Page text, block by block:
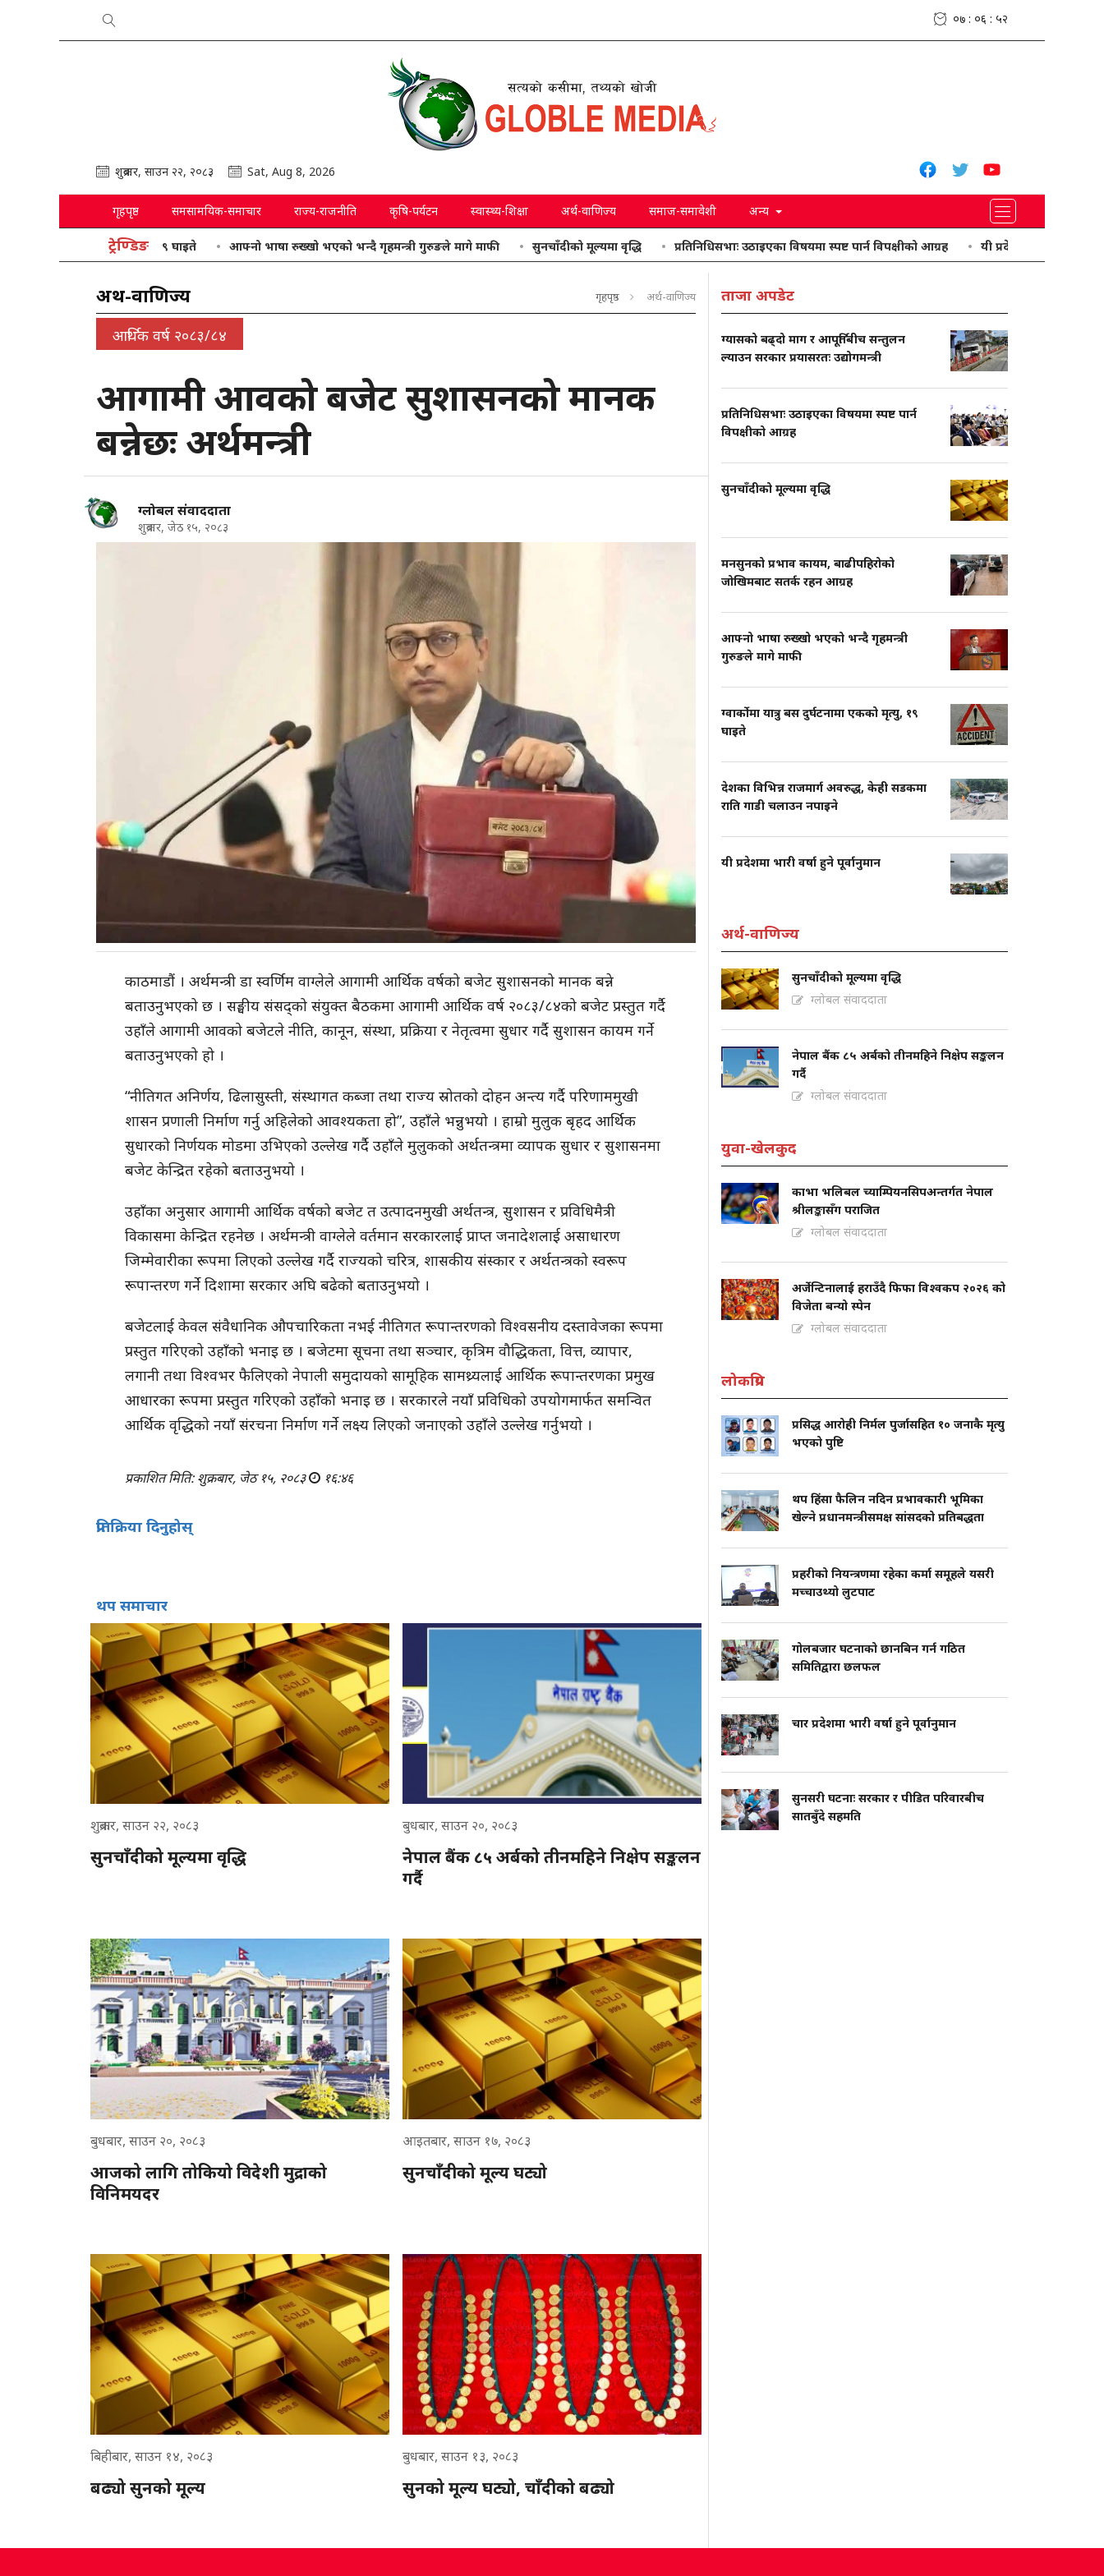
०७ : ०६ : ५३
शुक्रबार, साउन २२, २०८३ Sat, Aug 8, 2026
गृहपृष्ठ समसामयिक-समाचार राज्य-राजनीति कृषि-पर्यटन स्वास्थ्य-शिक्षा अर्थ-वाणिज्य समाज-समावेशी अन्य
ट्रेण्डिङ आफ्नो भाषा रुख्खो भएको भन्दै गृहमन्त्री गुरुङले मागे माफी सुनचाँदीको मूल्यमा वृद्धि प्रतिनिधिसभाः उठाइएका विषयमा स्पष्ट पार्न विपक्षीको आग्रह यी प्रदेशमा भारी वर्षा हुने पूर्वानुमान
अर्थ-वाणिज्य गृहपृष्ठ अर्थ-वाणिज्य
आर्थिक वर्ष २०८३/८४
आगामी आवको बजेट सुशासनको मानक
बन्नेछः अर्थमन्त्री
ग्लोबल संवाददाता
शुक्रबार, जेठ १५, २०८३
काठमाडौं । अर्थमन्त्री डा स्वर्णिम वाग्लेले आगामी आर्थिक वर्षको बजेट सुशासनको मानक बन्ने
बताउनुभएको छ । सङ्घीय संसद्को संयुक्त बैठकमा आगामी आर्थिक वर्ष २०८३/८४को बजेट प्रस्तुत गर्दै
उहाँले आगामी आवको बजेटले नीति, कानून, संस्था, प्रक्रिया र नेतृत्वमा सुधार गर्दै सुशासन कायम गर्ने
बताउनुभएको हो ।
“नीतिगत अनिर्णय, ढिलासुस्ती, संस्थागत कब्जा तथा राज्य स्रोतको दोहन अन्त्य गर्दै परिणाममुखी
शासन प्रणाली निर्माण गर्नु अहिलेको आवश्यकता हो”, उहाँले भन्नुभयो । हाम्रो मुलुक बृहद आर्थिक
सुधारको निर्णयक मोडमा उभिएको उल्लेख गर्दै उहाँले मुलुकको अर्थतन्त्रमा व्यापक सुधार र सुशासनमा
बजेट केन्द्रित रहेको बताउनुभयो ।
उहाँका अनुसार आगामी आर्थिक वर्षको बजेट त उत्पादनमुखी अर्थतन्त्र, सुशासन र प्रविधिमैत्री
विकासमा केन्द्रित रहनेछ । अर्थमन्त्री वाग्लेले वर्तमान सरकारलाई प्राप्त जनादेशलाई असाधारण
जिम्मेवारीका रूपमा लिएको उल्लेख गर्दै राज्यको चरित्र, शासकीय संस्कार र अर्थतन्त्रको स्वरूप
रूपान्तरण गर्ने दिशामा सरकार अघि बढेको बताउनुभयो ।
बजेटलाई केवल संवैधानिक औपचारिकता नभई नीतिगत रूपान्तरणको विश्वसनीय दस्तावेजका रूपमा
प्रस्तुत गरिएको उहाँको भनाइ छ । बजेटमा सूचना तथा सञ्चार, कृत्रिम वौद्धिकता, वित्त, व्यापार,
लगानी तथा विश्वभर फैलिएको नेपाली समुदायको सामूहिक सामथ्र्यलाई आर्थिक रूपान्तरणका प्रमुख
आधारका रूपमा प्रस्तुत गरिएको उहाँको भनाइ छ । सरकारले नयाँ प्रविधिको उपयोगमार्फत समन्वित
आर्थिक वृद्धिको नयाँ संरचना निर्माण गर्ने लक्ष्य लिएको जनाएको उहाँले उल्लेख गर्नुभयो ।
प्रकाशित मिति: शुक्रबार, जेठ १५, २०८३ १६:४६
प्रतिक्रिया दिनुहोस्
थप समाचार
शुक्रबार, साउन २२, २०८३
सुनचाँदीको मूल्यमा वृद्धि
बुधबार, साउन २०, २०८३
नेपाल बैंक ८५ अर्बको तीनमहिने निक्षेप सङ्कलन
गर्दै
बुधबार, साउन २०, २०८३
आजको लागि तोकियो विदेशी मुद्राको
विनिमयदर
आइतबार, साउन १७, २०८३
सुनचाँदीको मूल्य घट्यो
बिहीबार, साउन १४, २०८३
बढ्यो सुनको मूल्य
बुधबार, साउन १३, २०८३
सुनको मूल्य घट्यो, चाँदीको बढ्यो
ताजा अपडेट
ग्यासको बढ्दो माग र आपूर्तिबीच सन्तुलन
ल्याउन सरकार प्रयासरतः उद्योगमन्त्री
प्रतिनिधिसभाः उठाइएका विषयमा स्पष्ट पार्न
विपक्षीको आग्रह
सुनचाँदीको मूल्यमा वृद्धि
मनसुनको प्रभाव कायम, बाढीपहिरोको
जोखिमबाट सतर्क रहन आग्रह
आफ्नो भाषा रुख्खो भएको भन्दै गृहमन्त्री
गुरुङले मागे माफी
ग्वार्कोमा यात्रु बस दुर्घटनामा एकको मृत्यु, १९
घाइते
देशका विभिन्न राजमार्ग अवरुद्ध, केही सडकमा
राति गाडी चलाउन नपाइने
यी प्रदेशमा भारी वर्षा हुने पूर्वानुमान
अर्थ-वाणिज्य
सुनचाँदीको मूल्यमा वृद्धि
ग्लोबल संवाददाता
नेपाल बैंक ८५ अर्बको तीनमहिने निक्षेप सङ्कलन
गर्दै
ग्लोबल संवाददाता
युवा-खेलकुद
काभा भलिबल च्याम्पियनसिपअन्तर्गत नेपाल
श्रीलङ्कासँग पराजित
ग्लोबल संवाददाता
अर्जेन्टिनालाई हराउँदै फिफा विश्वकप २०२६ को
विजेता बन्यो स्पेन
ग्लोबल संवाददाता
लोकप्रिय
प्रसिद्ध आरोही निर्मल पुर्जासहित १० जनाकै मृत्यु
भएको पुष्टि
थप हिंसा फैलिन नदिन प्रभावकारी भूमिका
खेल्ने प्रधानमन्त्रीसमक्ष सांसदको प्रतिबद्धता
प्रहरीको नियन्त्रणमा रहेका कर्मा समूहले यसरी
मच्चाउथ्यो लुटपाट
गोलबजार घटनाको छानबिन गर्न गठित
समितिद्वारा छलफल
चार प्रदेशमा भारी वर्षा हुने पूर्वानुमान
सुनसरी घटनाः सरकार र पीडित परिवारबीच
सातबुँदे सहमति